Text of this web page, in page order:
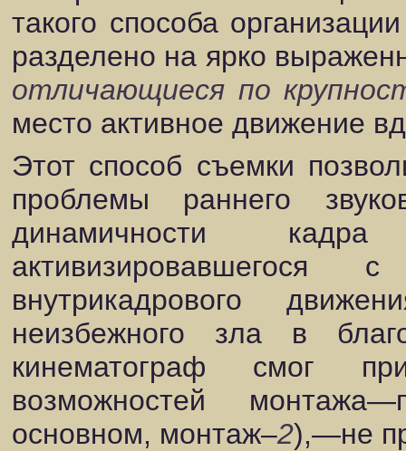
такого способа
разделено на ярко
отличающиеся по
место активное движение
Этот способ съемки
проблемы раннего
динамичности
внутрикадрового
неизбежного зла в
кинематограф смог
возможностей
основном, монтаж–2),—не